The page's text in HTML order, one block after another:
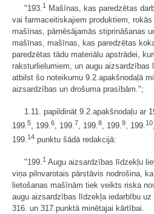
"193.1
Mašīnas, kas paredzētas
vai farmaceitiskajiem produktiem,
mašīnas, pārnēsājamās stiprināšanas
mašīnas, mašīnas, kas paredzētas
paredzētas tādu materiālu apstrādei,
raksturlielumiem, un augu
atbilst šo noteikumu 9.2.apakšnodaļā
aizsardzības un drošuma prasībām.";
1.11. papildināt 9.2.apakšnodaļu ar
199. 5 , 199. 6 , 199. 7 , 199. 8 , 199. 9 , 199. 10
199.14 punktu šādā redakcijā:
"199. 1 Augu aizsardzības līdzekļu
viņa pilnvarotais pārstāvis nodrošina,
lietošanas mašīnām tiek veikts riska
augu aizsardzības līdzekļa iedarbību
316. un 317.punktā minētajai kārtībai.